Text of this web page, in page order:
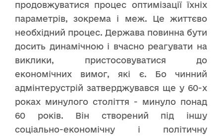
продовжуватися процес оптимізації їхніх
параметрів, зокрема і меж. Це життєво
необхідний процес. Держава повинна бути
досить динамічною і вчасно реагувати на
виклики, пристосовуватися до
економічних вимог, які є. Бо чинний
адмінтерустрій затверджувався ще у 60-х
роках минулого століття - минуло понад
60 років. Він створений під іншу
соціально-економічну і політичну